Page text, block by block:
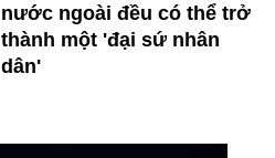
nước ngoài đều có thể trở
thành một 'đại sứ nhân
dân'